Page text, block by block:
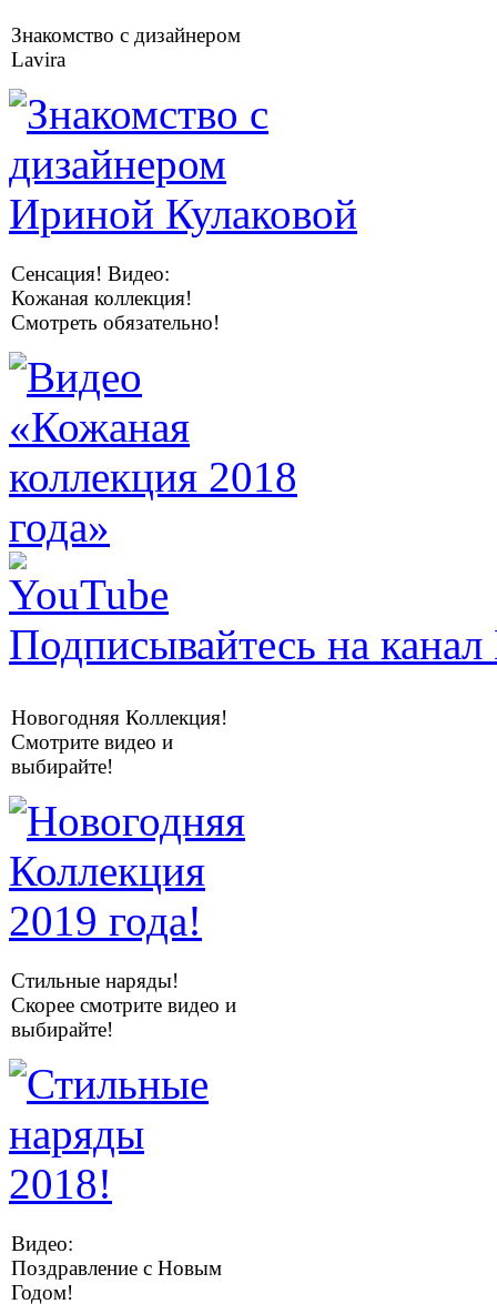
Знакомство с дизайнером
Lavira
Сенсация! Видео:
Кожаная коллекция!
Смотреть обязательно!
Подписывайтесь на
Новогодняя Коллекция!
Смотрите видео и
выбирайте!
Стильные наряды!
Скорее смотрите видео и
выбирайте!
Видео:
Поздравление с Новым
Годом!